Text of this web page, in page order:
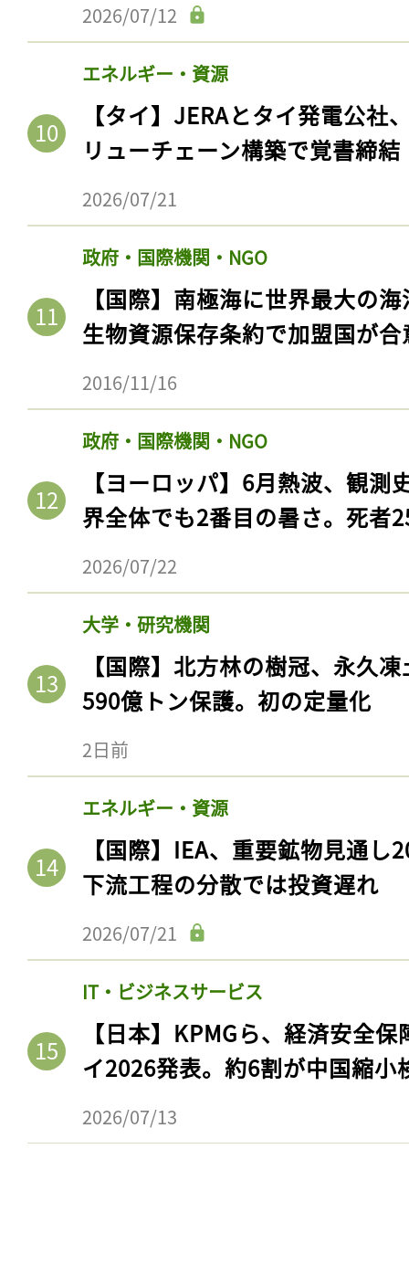
2026/07/12
エネルギー・資源
【タイ】JERAとタイ発電公社
リューチェーン構築で覚書締結
2026/07/21
政府・国際機関・NGO
【国際】南極海に世界最大の
生物資源保存条約で加盟国が合
2016/11/16
政府・国際機関・NGO
【ヨーロッパ】6月熱波、観
界全体でも2番目の暑さ。死者
2026/07/22
大学・研究機関
【国際】北方林の樹冠、永久
590億トン保護。初の定量化
2日前
エネルギー・資源
【国際】IEA、重要鉱物見通
下流工程の分散では投資遅れ
2026/07/21
IT・ビジネスサービス
【日本】KPMGら、経済安全
イ2026発表。約6割が中国縮小
2026/07/13